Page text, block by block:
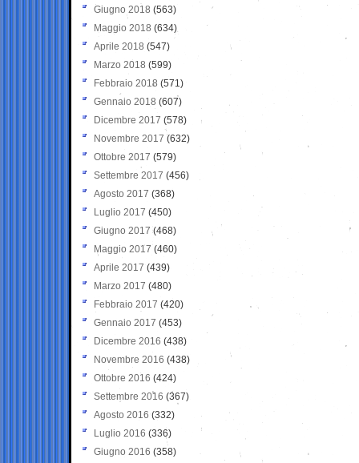
Giugno 2018 (563)
Maggio 2018 (634)
Aprile 2018 (547)
Marzo 2018 (599)
Febbraio 2018 (571)
Gennaio 2018 (607)
Dicembre 2017 (578)
Novembre 2017 (632)
Ottobre 2017 (579)
Settembre 2017 (456)
Agosto 2017 (368)
Luglio 2017 (450)
Giugno 2017 (468)
Maggio 2017 (460)
Aprile 2017 (439)
Marzo 2017 (480)
Febbraio 2017 (420)
Gennaio 2017 (453)
Dicembre 2016 (438)
Novembre 2016 (438)
Ottobre 2016 (424)
Settembre 2016 (367)
Agosto 2016 (332)
Luglio 2016 (336)
Giugno 2016 (358)